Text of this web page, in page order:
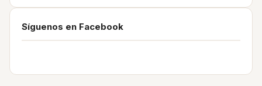
Síguenos en Facebook